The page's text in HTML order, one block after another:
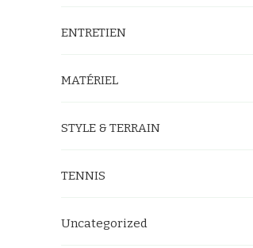
ENTRETIEN
MATÉRIEL
STYLE & TERRAIN
TENNIS
Uncategorized